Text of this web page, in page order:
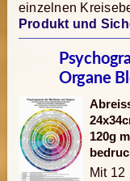
einzelnen
Produkt und
Organe
120g
Mit 12